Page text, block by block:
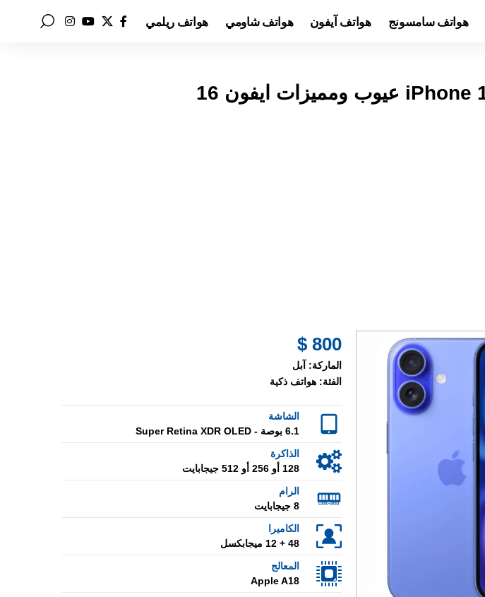
هواتف سامسونج هواتف آيفون هواتف شاومي هواتف ريلمي
800 $
الماركة: آبل
الفئة: هواتف ذكية
الشاشة
6.1 بوصة - Super Retina XDR OLED
الذاكرة
128 أو 256 أو 512 جيجابايت
الرام
8 جيجابايت
الكاميرا
48 + 12 ميجابكسل
المعالج
Apple A18